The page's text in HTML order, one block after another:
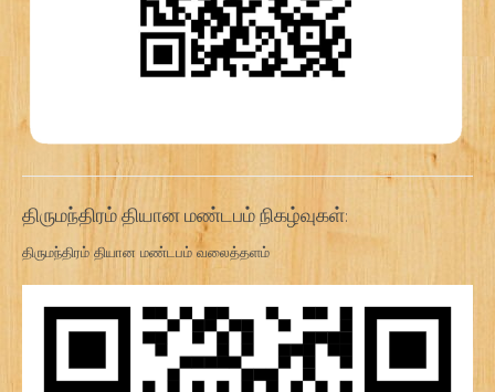
திருமந்திரம் தியான மண்டபம் நிகழ்வுகள்:
திருமந்திரம் தியான மண்டபம் வலைத்தளம்